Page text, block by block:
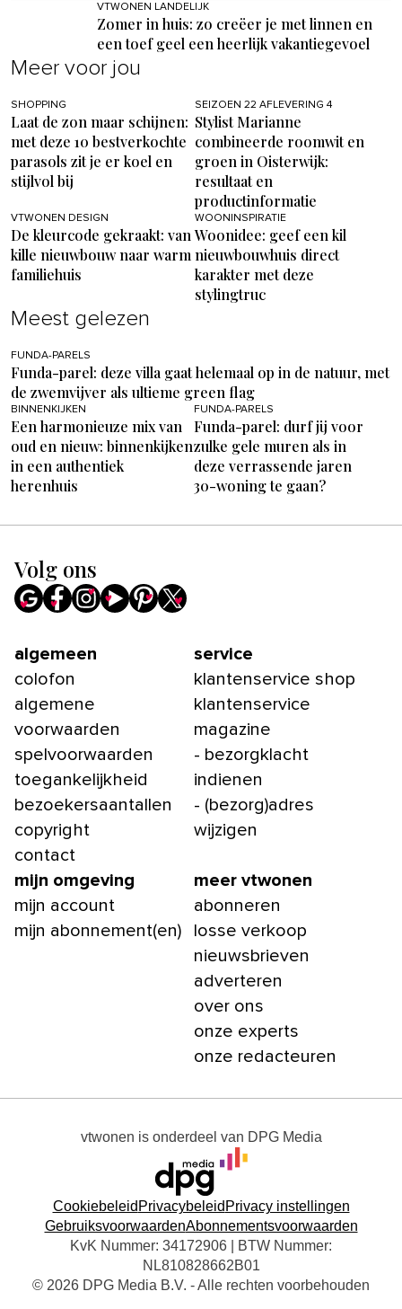
VTWONEN LANDELIJK
Zomer in huis: zo creëer je met linnen en
een toef geel een heerlijk vakantiegevoel
Meer voor jou
SHOPPING
Laat de zon maar schijnen:
met deze 10 bestverkochte
parasols zit je er koel en
stijlvol bij
SEIZOEN 22 AFLEVERING 4
Stylist Marianne
combineerde roomwit en
groen in Oisterwijk:
resultaat en
productinformatie
VTWONEN DESIGN
De kleurcode gekraakt: van
kille nieuwbouw naar warm
familiehuis
WOONINSPIRATIE
Woonidee: geef een kil
nieuwbouwhuis direct
karakter met deze
stylingtruc
Meest gelezen
FUNDA-PARELS
Funda-parel: deze villa gaat helemaal op in de natuur, met
de zwemvijver als ultieme green flag
BINNENKIJKEN
Een harmonieuze mix van
oud en nieuw: binnenkijken
in een authentiek
herenhuis
FUNDA-PARELS
Funda-parel: durf jij voor
zulke gele muren als in
deze verrassende jaren
30-woning te gaan?
Volg ons
algemeen
colofon
algemene
voorwaarden
spelvoorwaarden
toegankelijkheid
bezoekersaantallen
copyright
contact
service
klantenservice shop
klantenservice
magazine
- bezorgklacht
indienen
- (bezorg)adres
wijzigen
mijn omgeving
mijn account
mijn abonnement(en)
meer vtwonen
abonneren
losse verkoop
nieuwsbrieven
adverteren
over ons
onze experts
onze redacteuren
vtwonen is onderdeel van DPG Media
Cookiebeleid Privacybeleid Privacy instellingen
GebruiksvoorwaardenAbonnementsvoorwaarden
KvK Nummer: 34172906 | BTW Nummer:
NL810828662B01
© 2026 DPG Media B.V. - Alle rechten voorbehouden